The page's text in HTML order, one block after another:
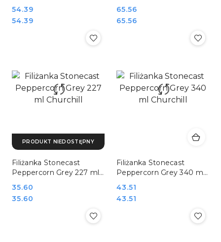
Cena:
54.39
Cena:
54.39
Cena:
65.56
Cena:
65.56
Filiżanka Stonecast
Peppercorn Grey 227 ml
Cena:
35.60
Cena:
35.60
PRODUKT NIEDOSTĘPNY
Filiżanka Stonecast
Peppercorn Grey 340 ml
Cena:
43.51
Cena:
43.51